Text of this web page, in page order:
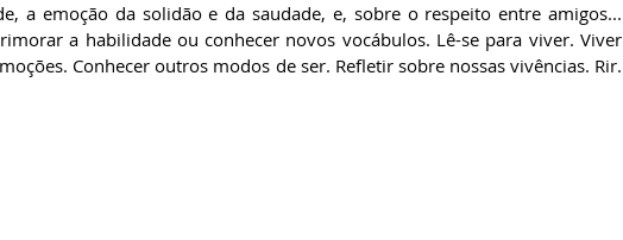
a emoção da solidão e da saudade, e, sobre o respeito entre amigos...
a habilidade ou conhecer novos vocábulos. Lê-se para viver. Viver
Conhecer outros modos de ser. Refletir sobre nossas vivências. Rir.